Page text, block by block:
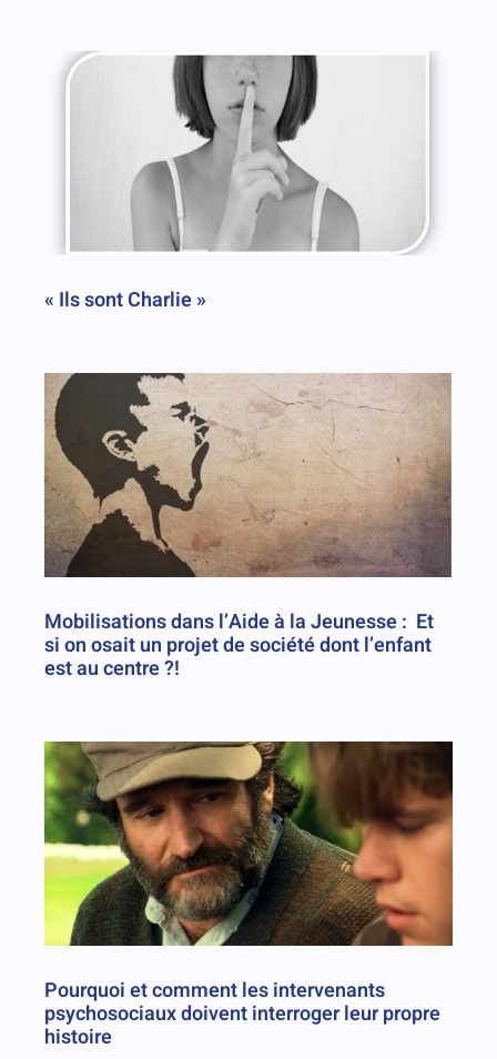
« Ils sont Charlie »
Mobilisations dans l’Aide à la Jeunesse : Et
si on osait un projet de société dont l’enfant
est au centre ?!
Pourquoi et comment les intervenants
psychosociaux doivent interroger leur propre
histoire